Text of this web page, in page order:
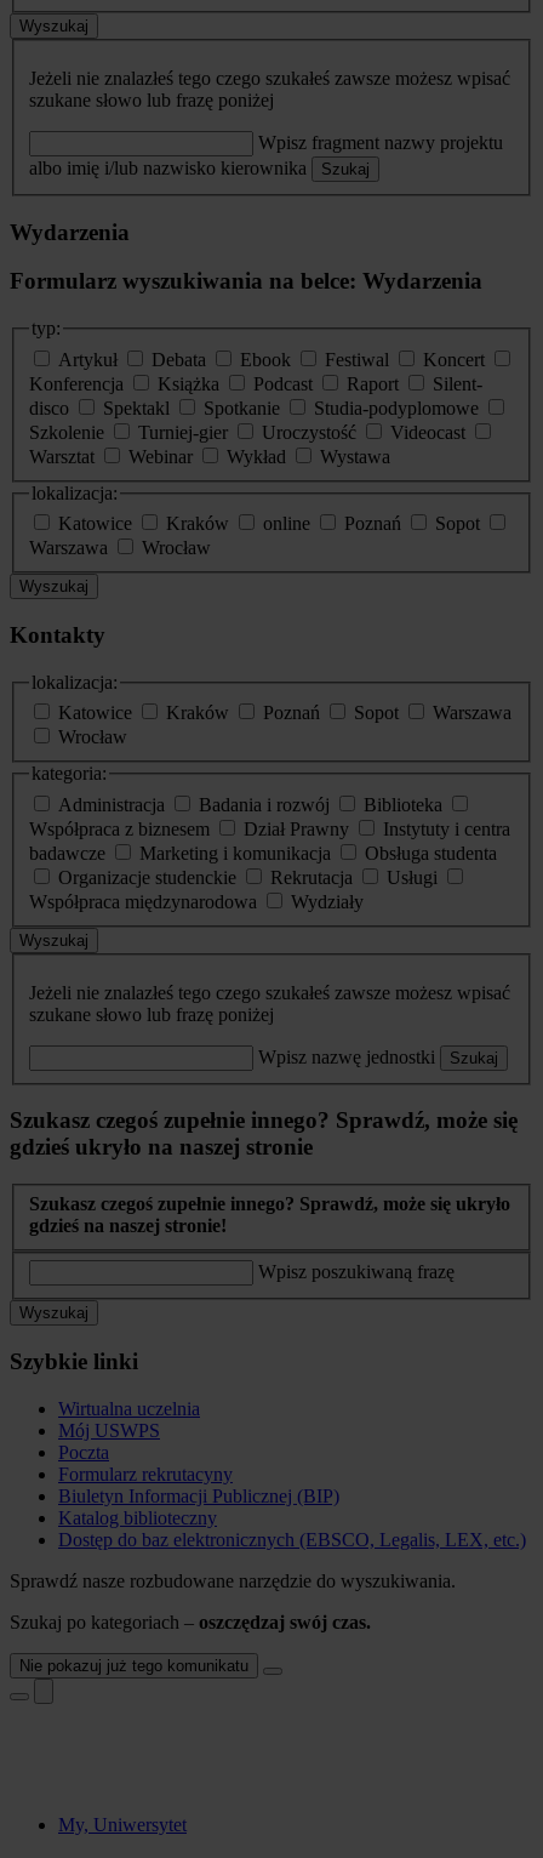
Wyszukaj
Jeżeli nie znalazłeś tego czego szukałeś zawsze możesz wpisać
szukane słowo lub frazę poniżej
Wpisz fragment nazwy projektu
albo imię i/lub nazwisko kierownika
Szukaj
Wydarzenia
Formularz wyszukiwania na belce: Wydarzenia
typ:
Artykuł
Debata Ebook Festiwal
Koncert
Konferencja
Książka Podcast Raport
Silent-
disco
Spektakl Spotkanie
Studia-podyplomowe
Szkolenie
Turniej-gier Uroczystość
Videocast
Warsztat
Webinar Wykład
Wystawa
lokalizacja:
Katowice
Kraków online Poznań
Sopot
Warszawa
Wrocław
Wyszukaj
Kontakty
lokalizacja:
Katowice
Kraków Poznań Sopot
Warszawa
Wrocław
kategoria:
Administracja
Badania i rozwój
Biblioteka
Współpraca z biznesem
Dział Prawny
Instytuty i centra
badawcze
Marketing i komunikacja
Obsługa studenta
Organizacje studenckie
Rekrutacja
Usługi
Współpraca międzynarodowa
Wydziały
Wyszukaj
Jeżeli nie znalazłeś tego czego szukałeś zawsze możesz wpisać
szukane słowo lub frazę poniżej
Wpisz nazwę jednostki Szukaj
Szukasz czegoś zupełnie innego? Sprawdź, może się
gdzieś ukryło na naszej stronie
Szukasz czegoś zupełnie innego? Sprawdź, może się ukryło
gdzieś na naszej stronie!
Wpisz poszukiwaną frazę
Wyszukaj
Szybkie linki
Wirtualna uczelnia
Mój USWPS
Poczta
Formularz rekrutacyny
Biuletyn Informacji Publicznej (BIP)
Katalog biblioteczny
Dostęp do baz elektronicznych (EBSCO, Legalis, LEX, etc.)
Sprawdź nasze rozbudowane narzędzie do wyszukiwania.
Szukaj po kategoriach – oszczędzaj swój czas.
Nie pokazuj już tego komunikatu
My, Uniwersytet